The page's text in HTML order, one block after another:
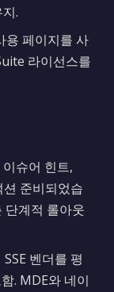
.
페이지를 사
라이선스를
슈어 힌트,
션 준비되었습
단계적 롤아웃
벤더를 평
. MDE와 네이